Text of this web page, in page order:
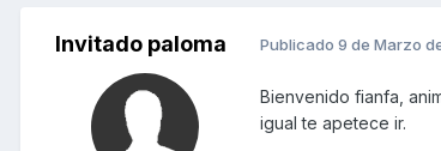
Invitado paloma Publicado 9 de Marzo
Bienvenido fianfa,
igual te apetece ir.